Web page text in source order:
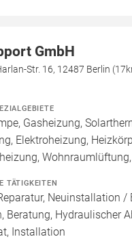
GmbH
Str. 16, 12487 Berlin
Gasheizung,
Elektroheizung,
TÄTIGKEITEN
Neuinstallation /
Beratung, Hydraulischer
Installation